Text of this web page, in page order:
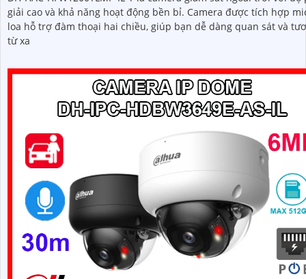
giải cao và khả năng hoạt động bền bỉ. Camera được tích hợp micro và
loa hỗ trợ đàm thoại hai chiều, giúp bạn dễ dàng quan sát và
từ xa